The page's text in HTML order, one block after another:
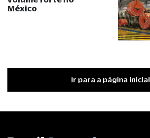
México
Ir para a página inicial